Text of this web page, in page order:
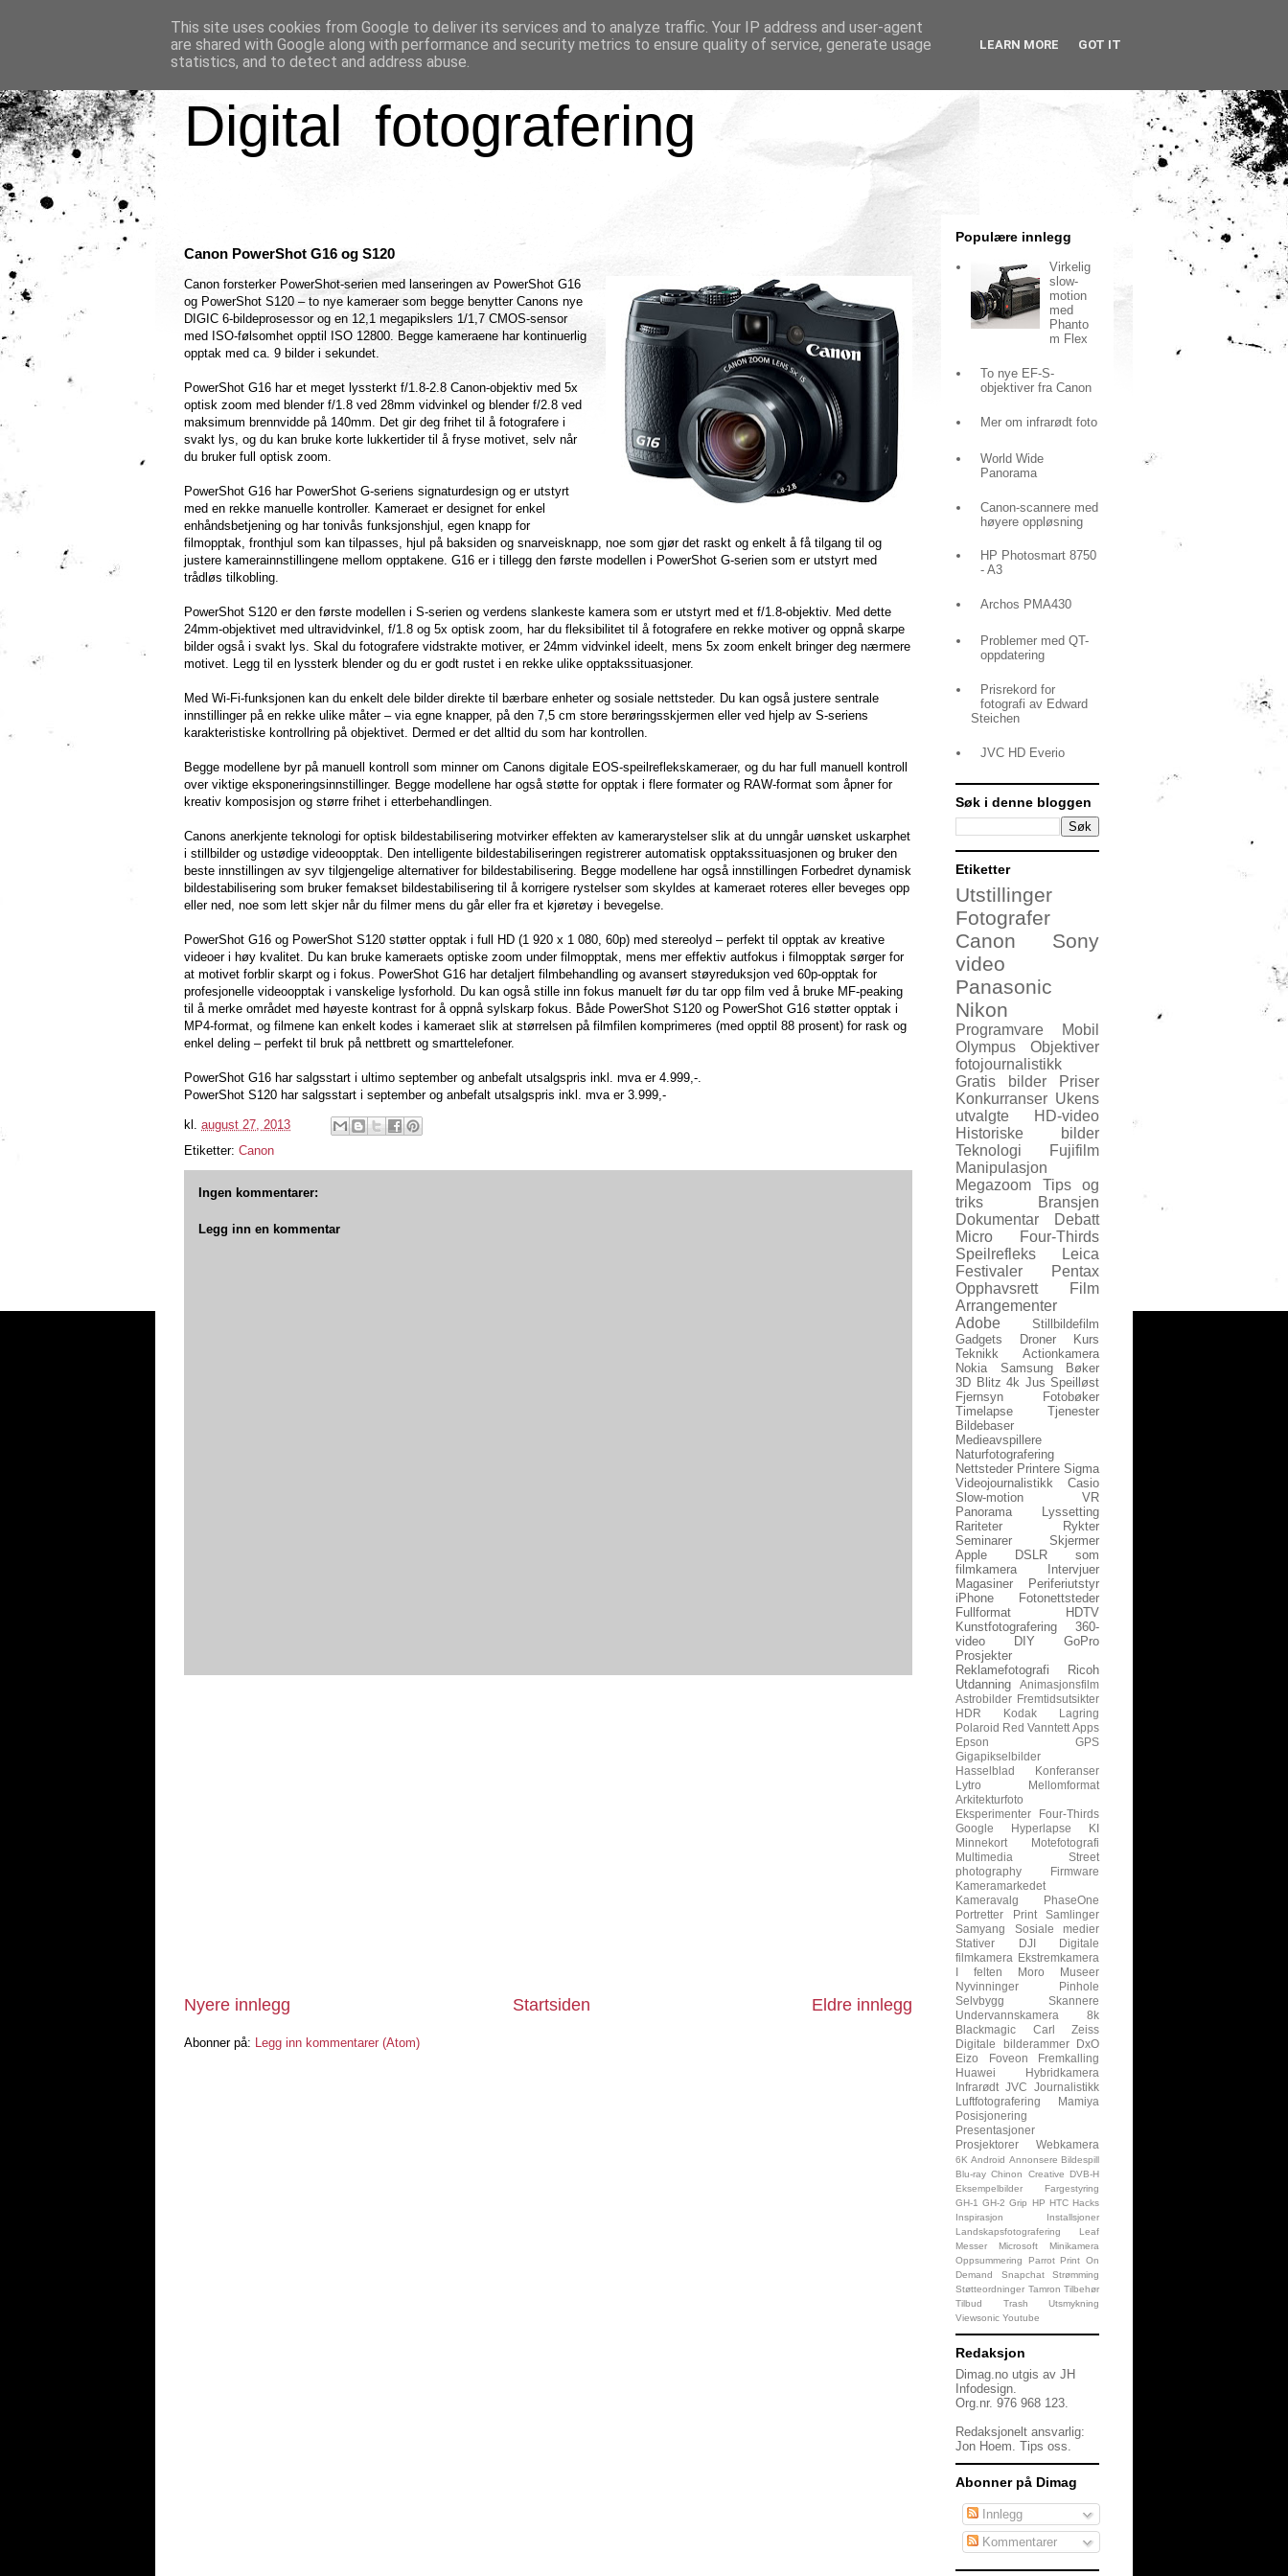
Digital fotografering
Canon PowerShot G16 og S120
Canon forsterker PowerShot-serien med lanseringen av PowerShot G16
og PowerShot S120 – to nye kameraer som begge benytter Canons nye
DIGIC 6-bildeprosessor og en 12,1 megapikslers 1/1,7 CMOS-sensor
med ISO-følsomhet opptil ISO 12800. Begge kameraene har kontinuerlig
opptak med ca. 9 bilder i sekundet.
PowerShot G16 har et meget lyssterkt f/1.8-2.8 Canon-objektiv med 5x
optisk zoom med blender f/1.8 ved 28mm vidvinkel og blender f/2.8 ved
maksimum brennvidde på 140mm. Det gir deg frihet til å fotografere i
svakt lys, og du kan bruke korte lukkertider til å fryse motivet, selv når
du bruker full optisk zoom.
PowerShot G16 har PowerShot G-seriens signaturdesign og er utstyrt
med en rekke manuelle kontroller. Kameraet er designet for enkel
enhåndsbetjening og har tonivås funksjonshjul, egen knapp for
filmopptak, fronthjul som kan tilpasses, hjul på baksiden og snarveisknapp, noe som gjør det raskt og enkelt å få tilgang til og
justere kamerainnstillingene mellom opptakene. G16 er i tillegg den første modellen i PowerShot G-serien som er utstyrt med
trådløs tilkobling.
PowerShot S120 er den første modellen i S-serien og verdens slankeste kamera som er utstyrt med et f/1.8-objektiv. Med dette
24mm-objektivet med ultravidvinkel, f/1.8 og 5x optisk zoom, har du fleksibilitet til å fotografere en rekke motiver og oppnå skarpe
bilder også i svakt lys. Skal du fotografere vidstrakte motiver, er 24mm vidvinkel ideelt, mens 5x zoom enkelt bringer deg nærmere
motivet. Legg til en lyssterk blender og du er godt rustet i en rekke ulike opptakssituasjoner.
Med Wi-Fi-funksjonen kan du enkelt dele bilder direkte til bærbare enheter og sosiale nettsteder. Du kan også justere sentrale
innstillinger på en rekke ulike måter – via egne knapper, på den 7,5 cm store berøringsskjermen eller ved hjelp av S-seriens
karakteristiske kontrollring på objektivet. Dermed er det alltid du som har kontrollen.
Begge modellene byr på manuell kontroll som minner om Canons digitale EOS-speilreflekskameraer, og du har full manuell kontroll
over viktige eksponeringsinnstillinger. Begge modellene har også støtte for opptak i flere formater og RAW-format som åpner for
kreativ komposisjon og større frihet i etterbehandlingen.
Canons anerkjente teknologi for optisk bildestabilisering motvirker effekten av kamerarystelser slik at du unngår uønsket uskarphet
i stillbilder og ustødige videoopptak. Den intelligente bildestabiliseringen registrerer automatisk opptakssituasjonen og bruker den
beste innstillingen av syv tilgjengelige alternativer for bildestabilisering. Begge modellene har også innstillingen Forbedret dynamisk
bildestabilisering som bruker femakset bildestabilisering til å korrigere rystelser som skyldes at kameraet roteres eller beveges opp
eller ned, noe som lett skjer når du filmer mens du går eller fra et kjøretøy i bevegelse.
PowerShot G16 og PowerShot S120 støtter opptak i full HD (1 920 x 1 080, 60p) med stereolyd – perfekt til opptak av kreative
videoer i høy kvalitet. Du kan bruke kameraets optiske zoom under filmopptak, mens mer effektiv autfokus i filmopptak sørger for
at motivet forblir skarpt og i fokus. PowerShot G16 har detaljert filmbehandling og avansert støyreduksjon ved 60p-opptak for
profesjonelle videoopptak i vanskelige lysforhold. Du kan også stille inn fokus manuelt før du tar opp film ved å bruke MF-peaking
til å merke området med høyeste kontrast for å oppnå sylskarp fokus. Både PowerShot S120 og PowerShot G16 støtter opptak i
MP4-format, og filmene kan enkelt kodes i kameraet slik at størrelsen på filmfilen komprimeres (med opptil 88 prosent) for rask og
enkel deling – perfekt til bruk på nettbrett og smarttelefoner.
PowerShot G16 har salgsstart i ultimo september og anbefalt utsalgspris inkl. mva er 4.999,-.
PowerShot S120 har salgsstart i september og anbefalt utsalgspris inkl. mva er 3.999,-
kl. august 27, 2013
Etiketter: Canon
Ingen kommentarer:
Legg inn en kommentar
Nyere innlegg Eldre innlegg
Startsiden
Abonner på: Legg inn kommentarer (Atom)
Populære innlegg
Virkelig
slow-
motion
med
Phanto
m Flex
To nye EF-S-
objektiver fra Canon
Mer om infrarødt foto
World Wide
Panorama
Canon-scannere med
høyere oppløsning
HP Photosmart 8750
- A3
Archos PMA430
Problemer med QT-
oppdatering
Prisrekord for
fotografi av Edward
Steichen
JVC HD Everio
Søk i denne bloggen
Etiketter
Utstillinger
Fotografer
Canon
Sony
video
Panasonic
Nikon
Programvare
Mobil
Olympus
Objektiver
fotojournalistikk
Gratis bilder
Priser
Konkurranser Ukens
utvalgte
HD-video
Historiske bilder
Teknologi
Fujifilm
Manipulasjon
Megazoom
Tips og
triks
Bransjen
Dokumentar
Debatt
Micro Four-Thirds
Speilrefleks
Leica
Festivaler
Pentax
Opphavsrett
Film
Arrangementer
Adobe
Stillbildefilm
Gadgets
Droner
Kurs
Teknikk
Actionkamera
Nokia
Samsung
Bøker
3D Blitz 4k Jus Speilløst
Fjernsyn
Fotobøker
Timelapse
Tjenester
Bildebaser
Medieavspillere
Naturfotografering
Nettsteder Printere Sigma
Videojournalistikk
Casio
Slow-motion
VR
Panorama
Lyssetting
Rariteter
Rykter
Seminarer
Skjermer
Apple
DSLR som
filmkamera
Intervjuer
Magasiner
Periferiutstyr
iPhone
Fotonettsteder
Fullformat
HDTV
Kunstfotografering
360-
video
DIY
GoPro
Prosjekter
Reklamefotografi
Ricoh
Utdanning
Animasjonsfilm
Astrobilder Fremtidsutsikter
HDR
Kodak
Lagring
Polaroid Red Vanntett Apps
Epson
GPS
Gigapikselbilder
Hasselblad
Konferanser
Lytro
Mellomformat
Arkitekturfoto
Eksperimenter
Four-Thirds
Google
Hyperlapse
KI
Minnekort
Motefotografi
Multimedia
Street
photography
Firmware
Kameramarkedet
Kameravalg
PhaseOne
Portretter
Print
Samlinger
Samyang
Sosiale medier
Stativer
DJI
Digitale
filmkamera Ekstremkamera
I felten
Moro
Museer
Nyvinninger
Pinhole
Selvbygg
Skannere
Undervannskamera
8k
Blackmagic
Carl Zeiss
Digitale bilderammer
DxO
Eizo
Foveon
Fremkalling
Huawei
Hybridkamera
Infrarødt JVC
Journalistikk
Luftfotografering
Mamiya
Posisjonering
Presentasjoner
Prosjektorer
Webkamera
6K Android Annonsere Bildespill
Blu-ray Chinon Creative
DVB-H
Eksempelbilder
Fargestyring
GH-1 GH-2 Grip HP HTC Hacks
Inspirasjon
Installsjoner
Landskapsfotografering
Leaf
Messer
Microsoft
Minikamera
Oppsummering
Parrot Print On
Demand
Snapchat
Strømming
Støtteordninger Tamron Tilbehør
Tilbud
Trash
Utsmykning
Viewsonic Youtube
Redaksjon
Dimag.no utgis av JH
Infodesign.
Org.nr. 976 968 123.
Redaksjonelt ansvarlig:
Jon Hoem. Tips oss.
Abonner på Dimag
Innlegg
Kommentarer
This site uses cookies from Google to deliver its services and to analyze traffic. Your IP address and user-agent
are shared with Google along with performance and security metrics to ensure quality of service, generate usage
statistics, and to detect and address abuse.
LEARN MORE GOT IT